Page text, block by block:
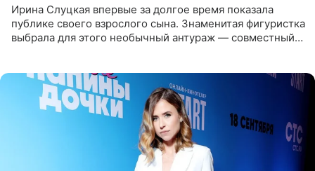
Ирина Слуцкая впервые за долгое время показала
публике своего взрослого сына. Знаменитая фигуристка
выбрала для этого необычный антураж — совместный